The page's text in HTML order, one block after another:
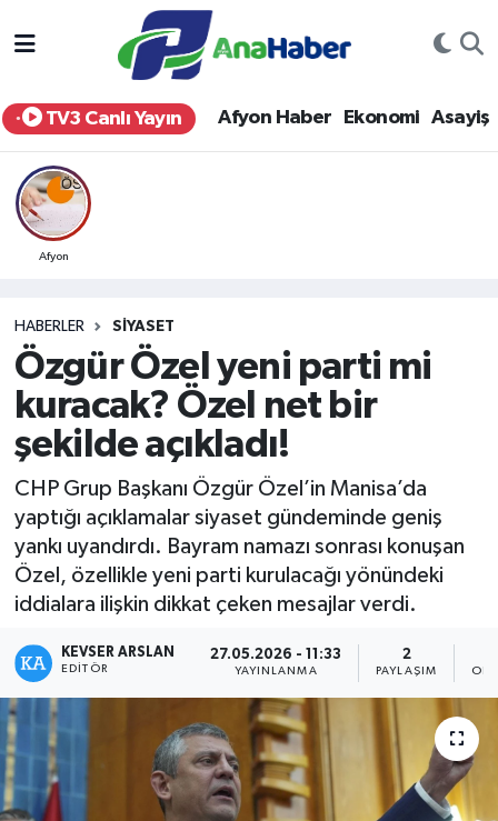
TV3 Canlı Yayın Afyon Haber Ekonomi Asayiş
Afyon
HABERLER SIYASET
Özgür Özel yeni parti mi
kuracak? Özel net bir
şekilde açıkladı!
CHP Grup Başkanı Özgür Özel’in Manisa’da
yaptığı açıklamalar siyaset gündeminde geniş
yankı uyandırdı. Bayram namazı sonrası konuşan
Özel, özellikle yeni parti kurulacağı yönündeki
iddialara ilişkin dikkat çeken mesajlar verdi.
KEVSER ARSLAN
EDITÖR
27.05.2026 - 11:33
YAYINLANMA
2
PAYLAŞIM
Yurt Haber
Afyon Haber
Ekonomi
Siyaset
Eğitim
Sağlık
Teknoloji
Kültür - Sanat
Yaşam
Afyonkarahisar Nöbetçi Eczaneler
Afyonkarahisar Hava Durumu
Afyonkarahisar Namaz Vakitleri
Afyonkarahisar Trafik Yoğunluk Haritası
Tüm Manşetler
Son Dakika Haberleri
Haber Arşivi